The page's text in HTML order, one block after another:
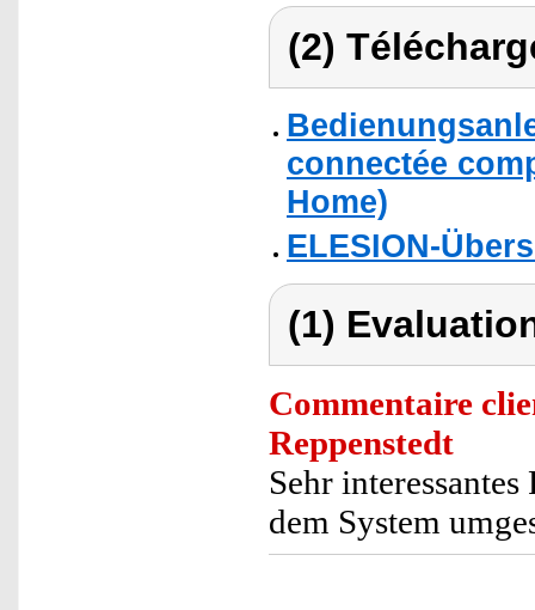
(2)
connectée
Home)
ELESION-
(1)
Commentaire
Reppenstedt
Sehr
dem System